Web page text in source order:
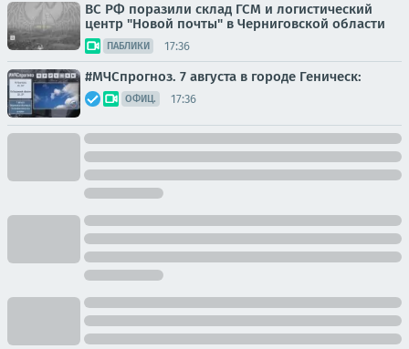
ВС РФ поразили склад ГСМ и логистический
центр "Новой почты" в Черниговской области
ПАБЛИКИ 17:36
#МЧСпрогноз. 7 августа в городе Геническ:
ОФИЦ. 17:36